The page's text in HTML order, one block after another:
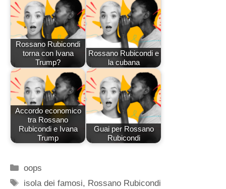
Rossano Rubicondi
torna con Ivana
Trump?
Rossano Rubicondi e
la cubana
Accordo economico
tra Rossano
Rubicondi e Ivana
Trump
Guai per Rossano
Rubicondi
Categorie
oops
Tag
isola dei famosi, Rossano Rubicondi